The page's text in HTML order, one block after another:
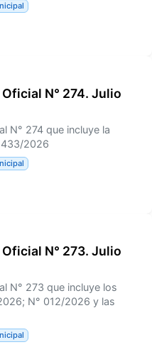
N° 274. Julio
N° 274 que incluye la
433/2026
N° 273. Julio
N° 273 que incluye los
N° 012/2026 y las